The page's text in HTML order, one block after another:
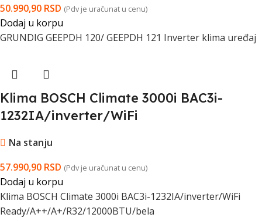
50.990,90 RSD (Pdv je uračunat u cenu)
Dodaj u korpu
GRUNDIG GEEPDH 120/ GEEPDH 121 Inverter klima uređaj
Klima BOSCH Climate 3000i BAC3i-
1232IA/inverter/WiFi
Na stanju
57.990,90 RSD (Pdv je uračunat u cenu)
Dodaj u korpu
Klima BOSCH Climate 3000i BAC3i-1232IA/inverter/WiFi
Ready/A++/A+/R32/12000BTU/bela